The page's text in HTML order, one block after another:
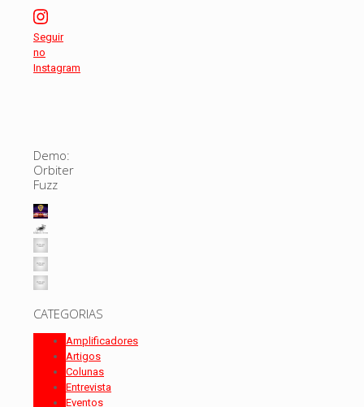
Seguir
no
Instagram
Demo:
Orbiter
Fuzz
CATEGORIAS
Amplificadores
Artigos
Colunas
Entrevista
Eventos